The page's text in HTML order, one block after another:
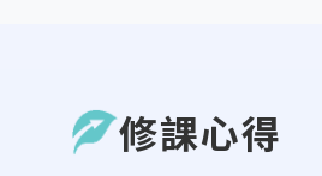
修課心得